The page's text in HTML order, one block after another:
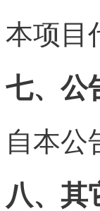
本项目
七、公
自本公
八、其